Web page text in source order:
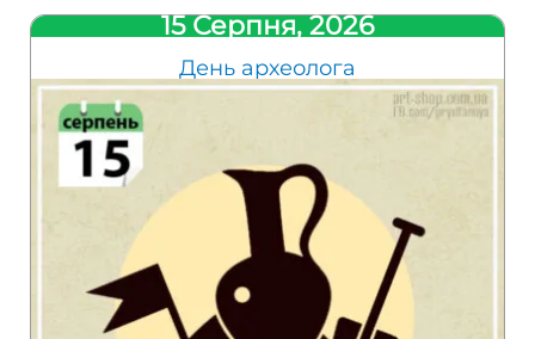
15 Серпня, 2026
День археолога